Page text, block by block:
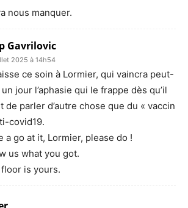
nous manquer.
Gavrilovic
2025 à 14h54
ce soin à Lormier, qui vaincra peut-
jour l’aphasie qui le frappe dès qu’il
de parler d’autre chose que du « vaccin
covid19.
a go at it, Lormier, please do !
us what you got.
is yours.